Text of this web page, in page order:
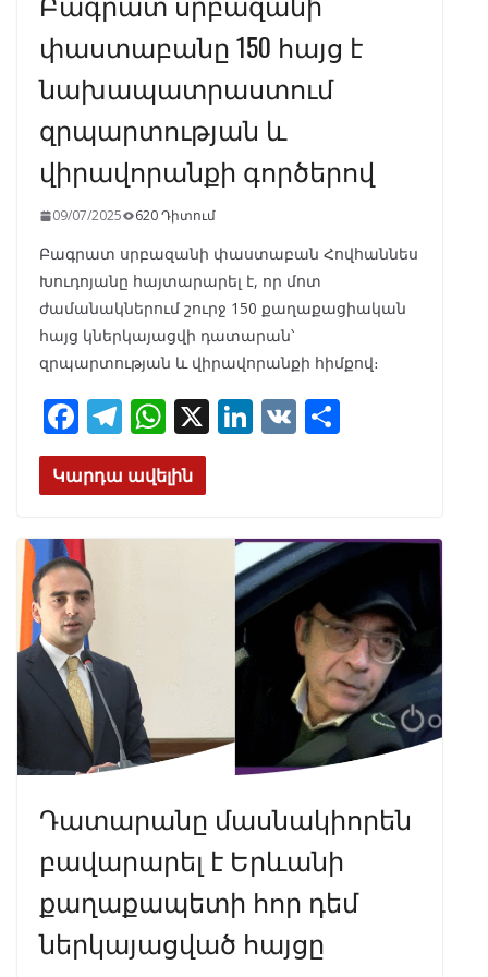
փաստաբանը 150 հայց է
նախապատրաստում
զրպարտության և
վիրավորանքի գործերով
09/07/2025 620 Դիտում
Բագրատ սրբազանի փաստաբան Հովհաննես
Խուդոյանը հայտարարել է, որ մոտ
ժամանակներում շուրջ 150 քաղաքացիական
հայց կներկայացվի դատարան՝
զրպարտության և վիրավորանքի հիմքով։
F
ac
e
o
o
k
T
el
e
W
h
at
X Li
dI
n
V
Կարդա ավելին
Դատարանը մասնակիորեն
բավարարել է Երևանի
քաղաքապետի հոր դեմ
ներկայացված հայցը